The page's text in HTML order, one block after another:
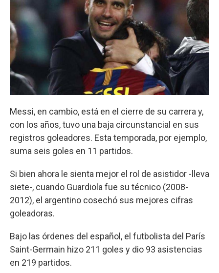
Messi, en cambio, está en el cierre de su carrera y,
con los años, tuvo una baja circunstancial en sus
registros goleadores. Esta temporada, por ejemplo,
suma seis goles en 11 partidos.
Si bien ahora le sienta mejor el rol de asistidor -lleva
siete-, cuando Guardiola fue su técnico (2008-
2012), el argentino cosechó sus mejores cifras
goleadoras.
Bajo las órdenes del español, el futbolista del París
Saint-Germain hizo 211 goles y dio 93 asistencias
en 219 partidos.